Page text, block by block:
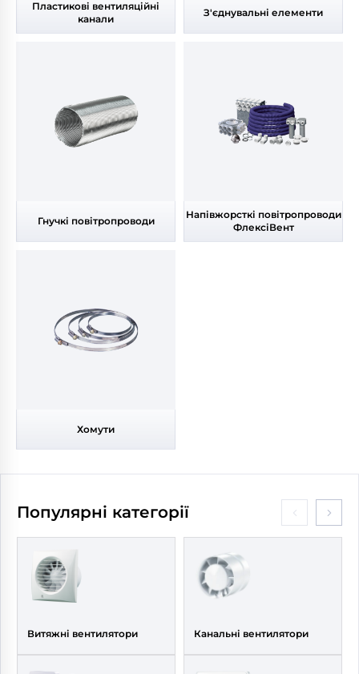
Пластикові вентиляційні
канали
З'єднувальні елементи
Гнучкі повітропроводи
Напівжорсткі повітропроводи
ФлексіВент
Хомути
Популярні категорії
Витяжні вентилятори Канальні вентилятори